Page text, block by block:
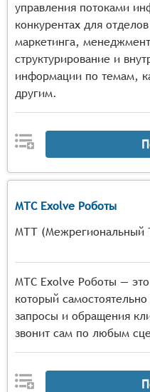
управления потоками
конкурентах для
маркетинга,
структурирование и
информации по темам,
другим.
МТС Exolve Роботы
МТТ (Межрегиональный
МТС Exolve Роботы —
который
запросы и обращения
звонит сам по любым